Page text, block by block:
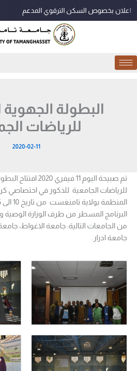
اعلان بخصوص السكن الترقوي المدعم
البطولة الجهوية
للرياضات
2020-02-11
تم صبيحة اليوم 11
للرياضات الجامعية للذكور في اختصاصي كرة
البرنامج المسطر من طرف الوزارة
من الجامعات التالية: جامعة الاغواط،
جامعة ادرار.